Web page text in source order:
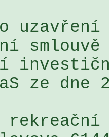
o
ze dne